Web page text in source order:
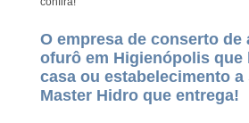
O empresa de conserto de
ofurô em Higienópolis que
casa ou estabelecimento a
Master Hidro que entrega!